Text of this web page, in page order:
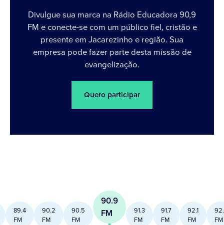
Divulgue sua marca na Rádio Educadora 90,9
FM e conecte-se com um público fiel, cristão e
presente em Jacarezinho e região. Sua
empresa pode fazer parte desta missão de
evangelização.
Quero participar
89.4
FM
90.2
FM
90.5
FM
90.9
FM
91.3
FM
91.7
FM
92.1
FM
FM